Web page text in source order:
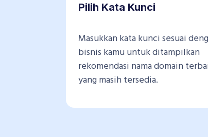
Pilih Kata Kunci
Masukkan kata kunci sesuai
bisnis kamu untuk ditampilkan
rekomendasi nama domain
yang masih tersedia.